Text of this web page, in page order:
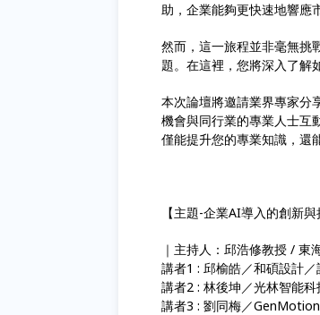
助，企業能夠更快速地響應
然而，這一旅程並非毫無挑
題。在這裡，您將深入了解
本次論壇將邀請業界專家分
機會與同行業的專業人士互
僅能提升您的專業知識，還
【主題-企業AI導入的創新與
｜主持人：邱浩修教授 / 東
講者1 : 邱榆皓／和碩設計
講者2 : 林後坤／光林智能
講者3 : 劉同梅／